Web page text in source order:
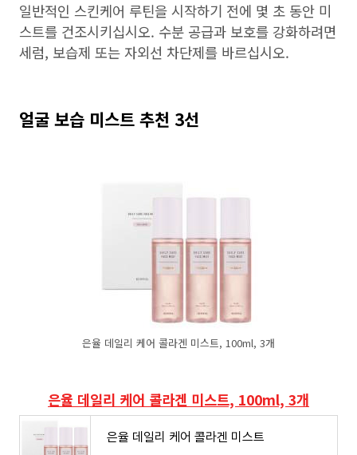
일반적인 스킨케어 루틴을 시작하기 전에 몇 초 동안 미
스트를 건조시키십시오. 수분 공급과 보호를 강화하려면
세럼, 보습제 또는 자외선 차단제를 바르십시오.
얼굴 보습 미스트 추천 3선
은율 데일리 케어 콜라겐 미스트, 100ml, 3개
은율 데일리 케어 콜라겐 미스트, 100ml, 3개
은율 데일리 케어 콜라겐 미스트